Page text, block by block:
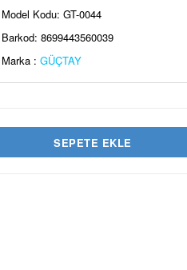
Model Kodu: GT-0044
Barkod: 8699443560039
Marka : GÜÇTAY